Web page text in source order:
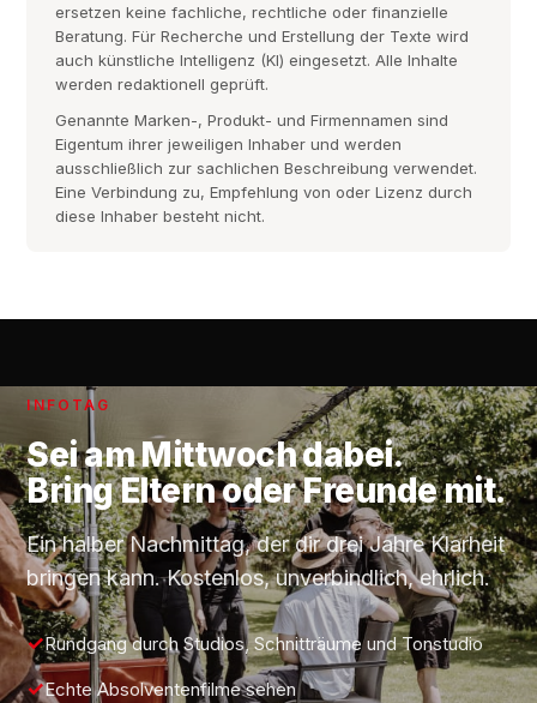
ersetzen keine fachliche, rechtliche oder finanzielle
Beratung. Für Recherche und Erstellung der Texte wird
auch künstliche Intelligenz (KI) eingesetzt. Alle Inhalte
werden redaktionell geprüft.
Genannte Marken-, Produkt- und Firmennamen sind
Eigentum ihrer jeweiligen Inhaber und werden
ausschließlich zur sachlichen Beschreibung verwendet.
Eine Verbindung zu, Empfehlung von oder Lizenz durch
diese Inhaber besteht nicht.
INFOTAG
Sei amMittwochdabei.
Bring Eltern oder Freunde mit.
Ein halber Nachmittag, der dir drei Jahre Klarheit
bringen kann. Kostenlos, unverbindlich, ehrlich.
Rundgang durch Studios, Schnitträume und Tonstudio
Echte Absolventenfilme sehen